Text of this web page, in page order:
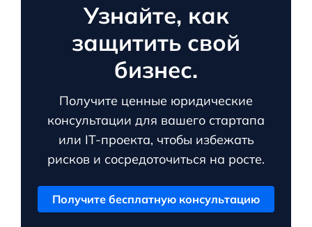
Узнайте, как
защитить свой
бизнес.
Получите ценные юридические
консультации для вашего стартапа
или IT-проекта, чтобы избежать
рисков и сосредоточиться на росте.
Получите бесплатную консультацию